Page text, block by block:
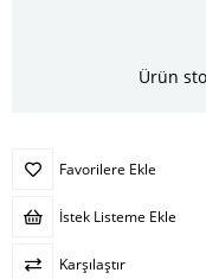
Ürün
Favorilere Ekle
İstek Listeme Ekle
Karşılaştır